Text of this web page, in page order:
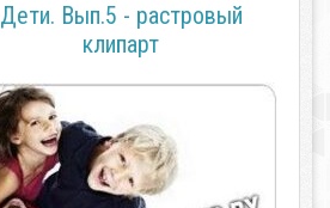
Дети. Вып.5 - растровый
клипарт